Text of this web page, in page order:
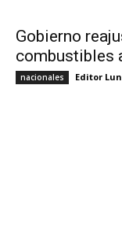
Gobierno
combustibles
nacionales Editor